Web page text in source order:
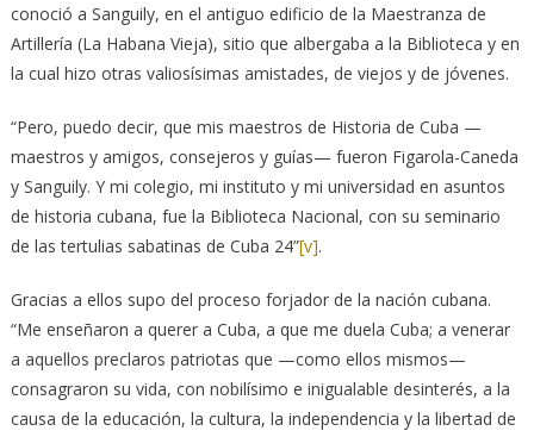
conoció a Sanguily, en el antiguo edificio de la Maestranza de
Artillería (La Habana Vieja), sitio que albergaba a la Biblioteca y en
la cual hizo otras valiosísimas amistades, de viejos y de jóvenes.
“Pero, puedo decir, que mis maestros de Historia de Cuba —
maestros y amigos, consejeros y guías— fueron Figarola-Caneda
y Sanguily. Y mi colegio, mi instituto y mi universidad en asuntos
de historia cubana, fue la Biblioteca Nacional, con su seminario
de las tertulias sabatinas de Cuba 24”[v].
Gracias a ellos supo del proceso forjador de la nación cubana.
“Me enseñaron a querer a Cuba, a que me duela Cuba; a venerar
a aquellos preclaros patriotas que —como ellos mismos—
consagraron su vida, con nobilísimo e inigualable desinterés, a la
causa de la educación, la cultura, la independencia y la libertad de